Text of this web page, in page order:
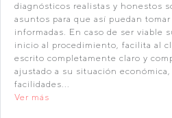
diagnósticos realistas y honestos
asuntos para que así puedan
informadas. En caso de ser viable
inicio al procedimiento, facilita al
escrito completamente claro y
ajustado a su situación
facilidades...
Ver más